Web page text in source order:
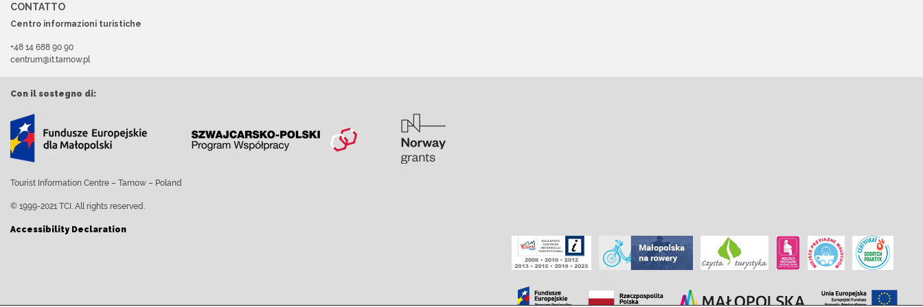
CONTATTO
Centro informazioni turistiche
+48 14 688 90 90
centrum@it.tarnow.pl
Con il sostegno di:
Tourist Information Centre – Tarnow – Poland
© 1999-2021 TCI. All rights reserved.
Accessibility Declaration